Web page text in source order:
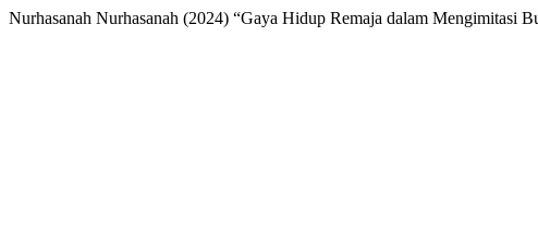
Nurhasanah Nurhasanah (2024) “Gaya Hidup Remaja dalam Mengimitasi